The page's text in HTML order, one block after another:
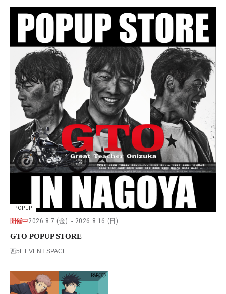
POPUP
開催中2026.8.7 (金) 2026.8.16 (日)
GTO POPUP STORE
西5F EVENT SPACE